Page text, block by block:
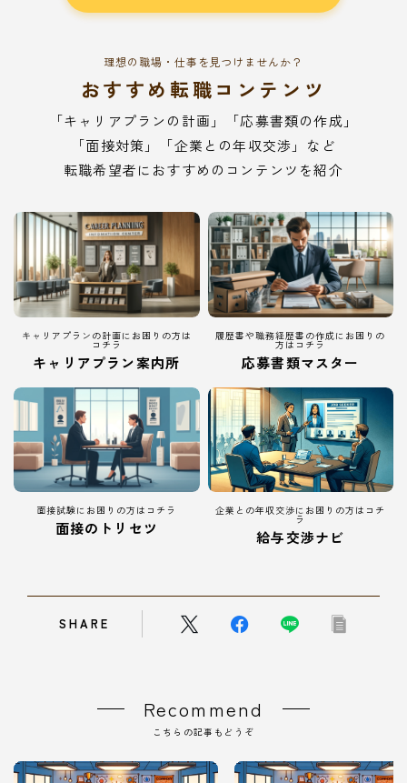
理想の職場・仕事を見つけませんか？
おすすめ転職コンテンツ
「キャリアプランの計画」「応募書類の作成」
「面接対策」「企業との年収交渉」など
転職希望者におすすめのコンテンツを紹介
キャリアプランの計画にお困りの方は
コチラ
キャリアプラン案内所
履歴書や職務経歴書の作成にお困りの
方はコチラ
応募書類マスター
面接試験にお困りの方はコチラ
面接のトリセツ
企業との年収交渉にお困りの方はコチ
ラ
給与交渉ナビ
SHARE
Recommend
こちらの記事もどうぞ